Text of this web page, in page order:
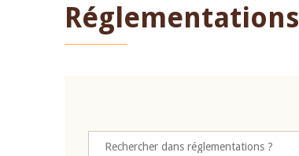
Réglementations